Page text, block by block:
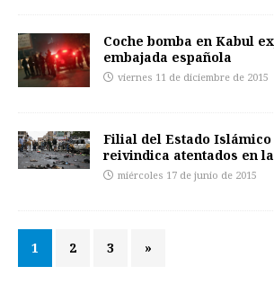
Coche bomba en Kabul
embajada española
viernes 11 de diciembre de 2015
Filial del Estado Islámico
reivindica atentados en
miércoles 17 de junio de 2015
1 2 3 »